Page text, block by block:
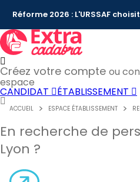
Réforme 2026 : L'URSSAF
Créez votre compte ou
espace
CANDIDAT ÉTABLISSEMENT
ACCUEIL ESPACE ÉTABLISSEMENT
En recherche de
Lyon ?